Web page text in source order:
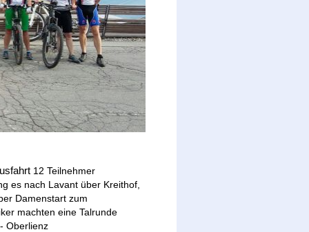
12 Teilnehmer
es nach Lavant über Kreithof
Damenstart zum
machten eine Talrunde
Oberlienz